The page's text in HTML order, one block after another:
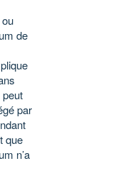
de
par
que
n’a